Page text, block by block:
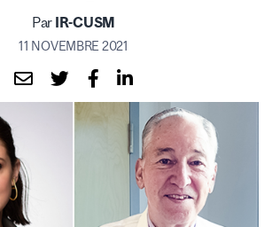
Par IR-CUSM
11 NOVEMBRE 2021